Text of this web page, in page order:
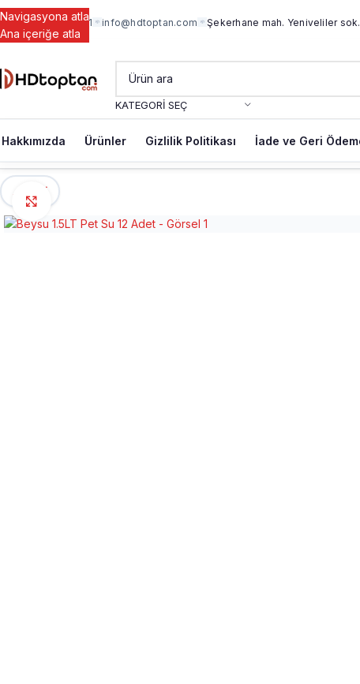
Navigasyona atla
Ana içeriğe atla
+90 542 734 34 71 info@hdtoptan.com Şekerhane mah. Yeniveliler
KATEGORI SEÇ
Hakkımızda Ürünler Gizlilik Politikası İade ve Geri
← Geri
Büyütmek için tıklayın